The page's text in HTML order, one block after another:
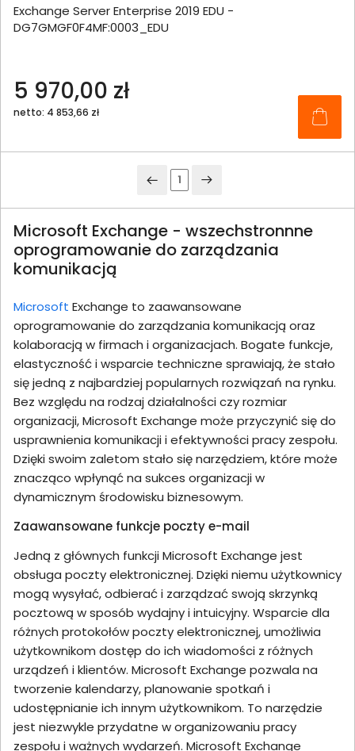
Exchange Server Enterprise 2019 EDU -
DG7GMGF0F4MF:0003_EDU
5 970,00 zł
netto: 4 853,66 zł
1
Microsoft Exchange - wszechstronnne
oprogramowanie do zarządzania
komunikacją
Microsoft Exchange to zaawansowane
oprogramowanie do zarządzania komunikacją oraz
kolaboracją w firmach i organizacjach. Bogate funkcje,
elastyczność i wsparcie techniczne sprawiają, że stało
się jedną z najbardziej popularnych rozwiązań na rynku.
Bez względu na rodzaj działalności czy rozmiar
organizacji, Microsoft Exchange może przyczynić się do
usprawnienia komunikacji i efektywności pracy zespołu.
Dzięki swoim zaletom stało się narzędziem, które może
znacząco wpłynąć na sukces organizacji w
dynamicznym środowisku biznesowym.
Zaawansowane funkcje poczty e-mail
Jedną z głównych funkcji Microsoft Exchange jest
obsługa poczty elektronicznej. Dzięki niemu użytkownicy
mogą wysyłać, odbierać i zarządzać swoją skrzynką
pocztową w sposób wydajny i intuicyjny. Wsparcie dla
różnych protokołów poczty elektronicznej, umożliwia
użytkownikom dostęp do ich wiadomości z różnych
urządzeń i klientów. Microsoft Exchange pozwala na
tworzenie kalendarzy, planowanie spotkań i
udostępnianie ich innym użytkownikom. To narzędzie
jest niezwykle przydatne w organizowaniu pracy
zespołu i ważnych wydarzeń. Microsoft Exchange